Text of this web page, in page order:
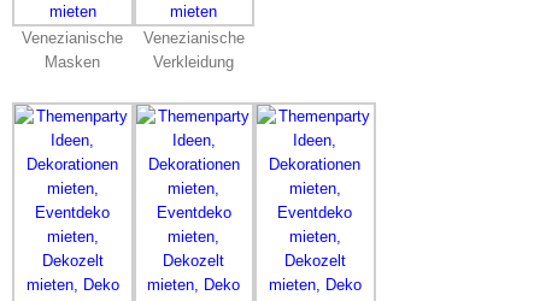
Venezianische
Masken
Venezianische
Verkleidung